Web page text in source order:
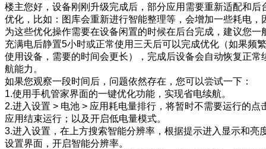
楼主您好，设备刚刚升级完成后，部分应用需要重新适配和后
优化，比如：图库会重新进行智能整理等，会增加一些耗电，
为这些优化操作需要在设备闲置的时候在后台完成，建议您一
充满电后静置5小时或正常使用三天后可以完成优化（如果频繁
使用设备，需要的时间会更长），完成后设备会自动恢复正常
航能力。
如果您观察一段时间后，问题依然存在，您可以尝试一下：
1.使用手机管家界面的一键优化功能，实现省电续航。
2.进入设置 > 电池 > 应用耗电量排行，将暂时不需要运行的点
应用结束运行；以及开启低电量模式。
3.进入设置，在上方搜索智能分辨率，根据提示进入显示和亮
设置界面，开启智能分辨率。